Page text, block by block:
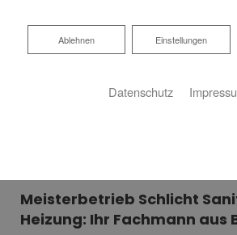
Meisterbetrieb Schlicht
Heizung: Ihr Fachmann aus
Einstellungen
Ablehnen
Ablehnen
Datenschutz